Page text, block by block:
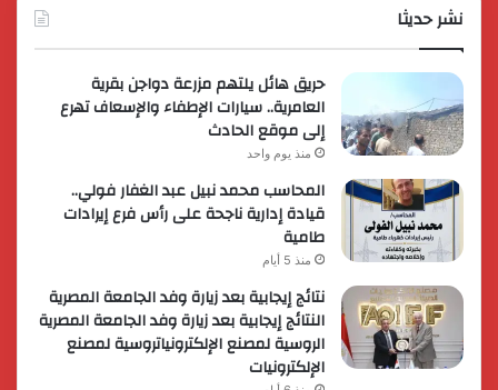
حصرية
نشر حديثا
حريق هائل يلتهم مزرعة دواجن بقرية
العامرية.. سيارات الإطفاء والإسعاف تهرع
إلى موقع الحادث
منذ يوم واحد
المحاسب محمد نبيل عبد الغفار فولي..
قيادة إدارية ناجحة على رأس فرع إيرادات
طامية
منذ 5 أيام
نتائج إيجابية بعد زيارة وفد الجامعة المصرية
النتائج إيجابية بعد زيارة وفد الجامعة المصرية
الروسية لمصنع الإلكترونياتروسية لمصنع
الإلكترونيات